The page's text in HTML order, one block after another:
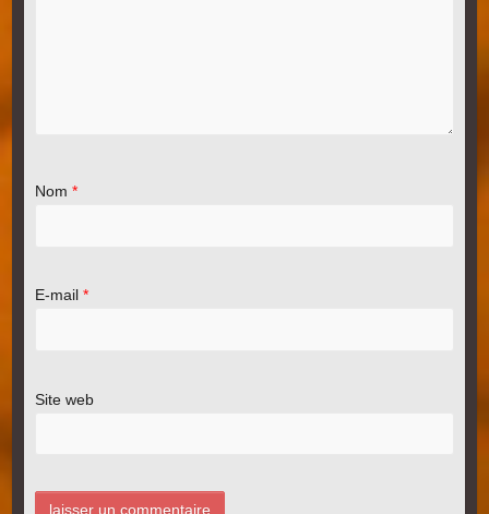
Nom *
E-mail *
Site web